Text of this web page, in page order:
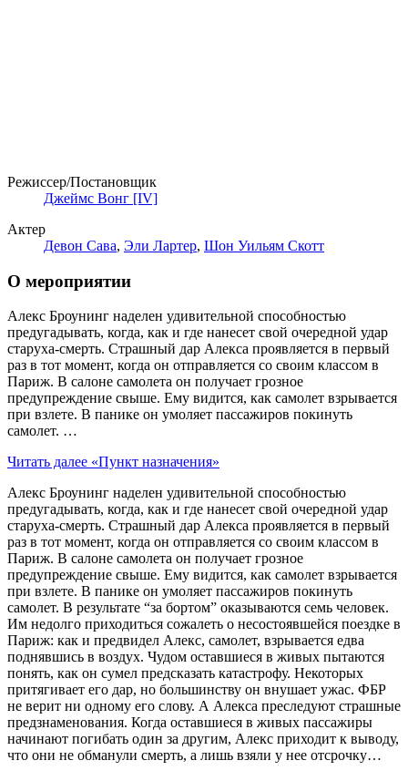
Режиссер/Постановщик
Джеймс Вонг [IV]
Актер
Девон Сава, Эли Лартер, Шон Уильям Скотт
О мероприятии
Алекс Броунинг наделен удивительной способностью
предугадывать, когда, как и где нанесет свой очередной удар
старуха-смерть. Страшный дар Алекса проявляется в первый
раз в тот момент, когда он отправляется со своим классом в
Париж. В салоне самолета он получает грозное
предупреждение свыше. Ему видится, как самолет взрывается
при взлете. В панике он умоляет пассажиров покинуть
самолет. …
Читать далее «Пункт назначения»
Алекс Броунинг наделен удивительной способностью
предугадывать, когда, как и где нанесет свой очередной удар
старуха-смерть. Страшный дар Алекса проявляется в первый
раз в тот момент, когда он отправляется со своим классом в
Париж. В салоне самолета он получает грозное
предупреждение свыше. Ему видится, как самолет взрывается
при взлете. В панике он умоляет пассажиров покинуть
самолет. В результате “за бортом” оказываются семь человек.
Им недолго приходиться сожалеть о несостоявшейся поездке в
Париж: как и предвидел Алекс, самолет, взрывается едва
поднявшись в воздух. Чудом оставшиеся в живых пытаются
понять, как он сумел предсказать катастрофу. Некоторых
притягивает его дар, но большинству он внушает ужас. ФБР
не верит ни одному его слову. А Алекса преследуют страшные
предзнаменования. Когда оставшиеся в живых пассажиры
начинают погибать один за другим, Алекс приходит к выводу,
что они не обманули смерть, а лишь взяли у нее отсрочку…